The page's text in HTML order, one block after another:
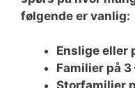
følgende er vanlig:
Enslige eller
Familier på
Storfamilier